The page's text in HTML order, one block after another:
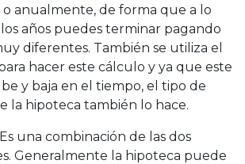
o anualmente, de forma que a lo
años puedes terminar pagando
diferentes. También se utiliza el
hacer este cálculo y ya que este
y baja en el tiempo, el tipo de
la hipoteca también lo hace.
Es una combinación de las dos
Generalmente la hipoteca puede